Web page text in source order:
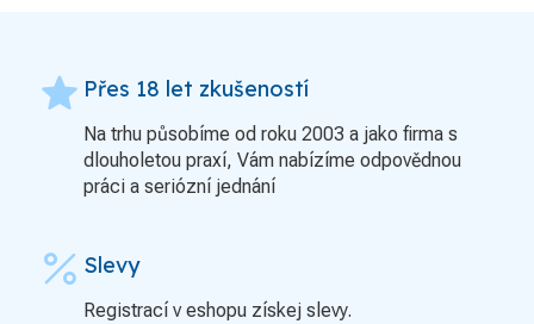
grade Přes 18 let zkušeností
Na trhu působíme od roku 2003 a jako firma s
dlouholetou praxí, Vám nabízíme odpovědnou
práci a seriózní jednání
percent Slevy
Registrací v eshopu získej slevy.